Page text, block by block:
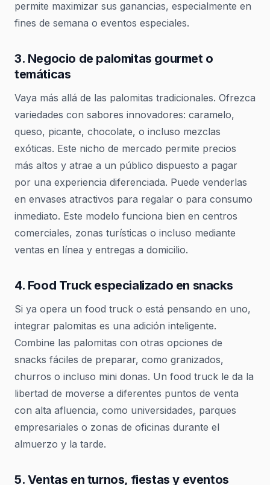
permite maximizar sus ganancias, especialmente en
fines de semana o eventos especiales.
3. Negocio de palomitas gourmet o
temáticas
Vaya más allá de las palomitas tradicionales. Ofrezca
variedades con sabores innovadores: caramelo,
queso, picante, chocolate, o incluso mezclas
exóticas. Este nicho de mercado permite precios
más altos y atrae a un público dispuesto a pagar
por una experiencia diferenciada. Puede venderlas
en envases atractivos para regalar o para consumo
inmediato. Este modelo funciona bien en centros
comerciales, zonas turísticas o incluso mediante
ventas en línea y entregas a domicilio.
4. Food Truck especializado en snacks
Si ya opera un food truck o está pensando en uno,
integrar palomitas es una adición inteligente.
Combine las palomitas con otras opciones de
snacks fáciles de preparar, como granizados,
churros o incluso mini donas. Un food truck le da la
libertad de moverse a diferentes puntos de venta
con alta afluencia, como universidades, parques
empresariales o zonas de oficinas durante el
almuerzo y la tarde.
5. Ventas en turnos, fiestas y eventos